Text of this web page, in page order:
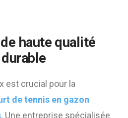
haute qualité
est crucial pour la
de tennis en gazon
. Une entreprise spécialisée